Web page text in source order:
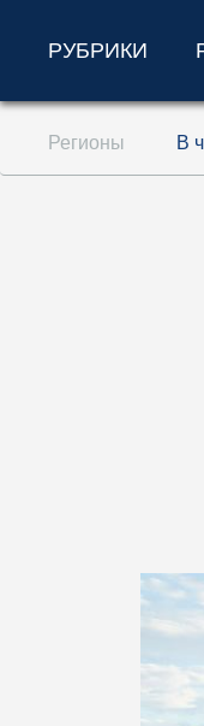
Перейти к
Перейти к
РУБРИКИ
Регионы В